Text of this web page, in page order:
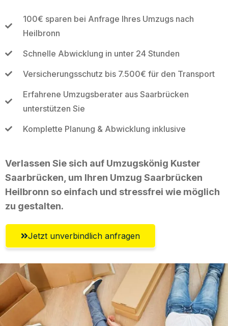
100€ sparen bei Anfrage Ihres Umzugs nach
Heilbronn
Schnelle Abwicklung in unter 24 Stunden
Versicherungsschutz bis 7.500€ für den Transport
Erfahrene Umzugsberater aus Saarbrücken
unterstützen Sie
Komplette Planung & Abwicklung inklusive
Verlassen Sie sich auf Umzugskönig Kuster
Saarbrücken, um Ihren Umzug Saarbrücken
Heilbronn so einfach und stressfrei wie möglich
zu gestalten.
Jetzt unverbindlich anfragen